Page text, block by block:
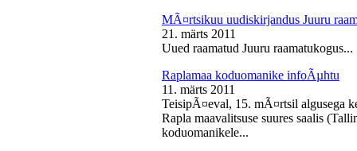
MÃ¤rtsikuu uudiskirjandus Juuru
21. märts 2011
Uued raamatud Juuru raamatukogus...
Raplamaa koduomanike infoÃµhtu
11. märts 2011
TeisipÃ¤eval, 15. mÃ¤rtsil algusega
Rapla maavalitsuse suures saalis
koduomanikele...